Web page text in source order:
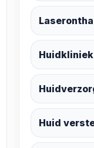
Huid